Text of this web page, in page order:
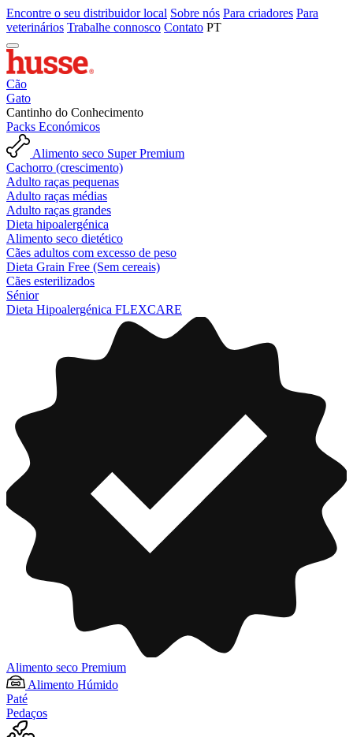
Encontre o seu distribuidor local Sobre nós Para criadores Para
veterinários Trabalhe connosco Contato PT
Cão
Gato
Cantinho do Conhecimento
Packs Económicos
Alimento seco Super Premium
Cachorro (crescimento)
Adulto raças pequenas
Adulto raças médias
Adulto raças grandes
Dieta hipoalergénica
Alimento seco dietético
Cães adultos com excesso de peso
Dieta Grain Free (Sem cereais)
Cães esterilizados
Sénior
Dieta Hipoalergénica FLEXCARE
Alimento seco Premium
Alimento Húmido
Paté
Pedaços